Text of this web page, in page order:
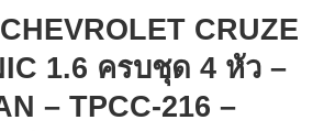
CRUZE
1.6 ครบชุด 4 หัว –
– TPCC-216 –